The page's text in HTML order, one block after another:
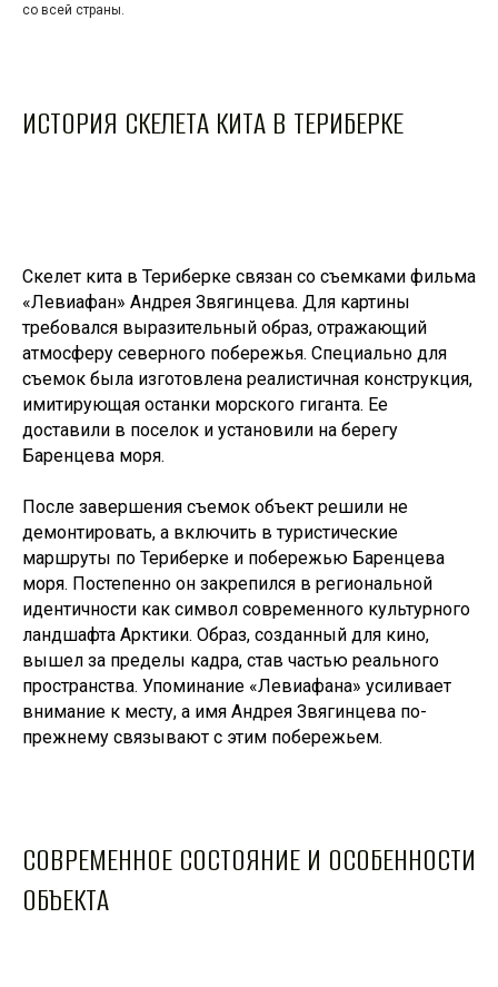
со всей страны.
ИСТОРИЯ СКЕЛЕТА КИТА В ТЕРИБЕРКЕ
Скелет кита в Териберке связан со съемками фильма
«Левиафан» Андрея Звягинцева. Для картины
требовался выразительный образ, отражающий
атмосферу северного побережья. Специально для
съемок была изготовлена реалистичная конструкция,
имитирующая останки морского гиганта. Ее
доставили в поселок и установили на берегу
Баренцева моря.
После завершения съемок объект решили не
демонтировать, а включить в туристические
маршруты по Териберке и побережью Баренцева
моря. Постепенно он закрепился в региональной
идентичности как символ современного культурного
ландшафта Арктики. Образ, созданный для кино,
вышел за пределы кадра, став частью реального
пространства. Упоминание «Левиафана» усиливает
внимание к месту, а имя Андрея Звягинцева по-
прежнему связывают с этим побережьем.
СОВРЕМЕННОЕ СОСТОЯНИЕ И ОСОБЕННОСТИ
ОБЪЕКТА